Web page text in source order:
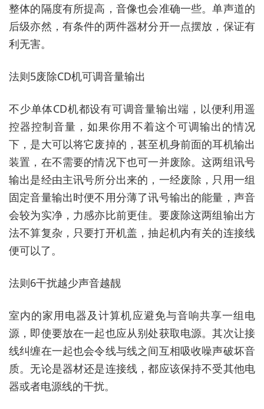
整体的隔度有所提高，音像也会准确一些。单声道的
后级亦然，有条件的两件器材分开一点摆放，保证有
利无害。
法则5废除CD机可调音量输出
不少单体CD机都设有可调音量输出端，以便利用遥
控器控制音量，如果你用不着这个可调输出的情况
下，是大可以将它废掉的，甚至机身前面的耳机输出
装置，在不需要的情况下也可一并废除。这两组讯号
输出是经由主讯号所分出来的，一经废除，只用一组
固定音量输出时便不用分薄了讯号输出的能量，声音
会较为实净，力感亦比前更佳。要废除这两组输出方
法不算复杂，只要打开机盖，抽起机内有关的连接线
便可以了。
法则6干扰越少声音越靓
室内的家用电器及计算机应避免与音响共享一组电
源，即使要放在一起也应从别处获取电源。其次让接
线纠缠在一起也会令线与线之间互相吸收噪声破坏音
质。无论是器材还是连接线，都应该保持不受其他电
器或者电源线的干扰。